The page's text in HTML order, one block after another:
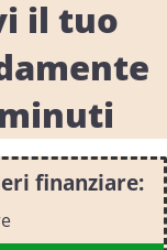
il tuo
finanziare: